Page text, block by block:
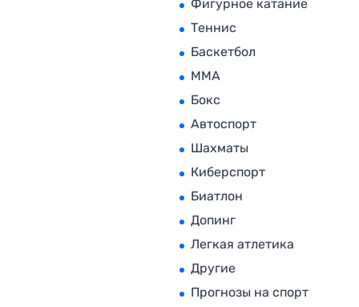
Фигурное катание
Теннис
Баскетбол
MMA
Бокс
Автоспорт
Шахматы
Киберспорт
Биатлон
Допинг
Легкая атлетика
Другие
Прогнозы на спорт